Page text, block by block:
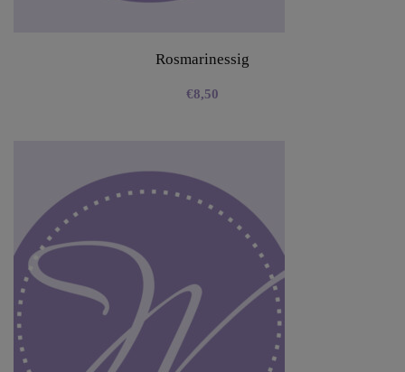
Rosmarinessig
€8,50